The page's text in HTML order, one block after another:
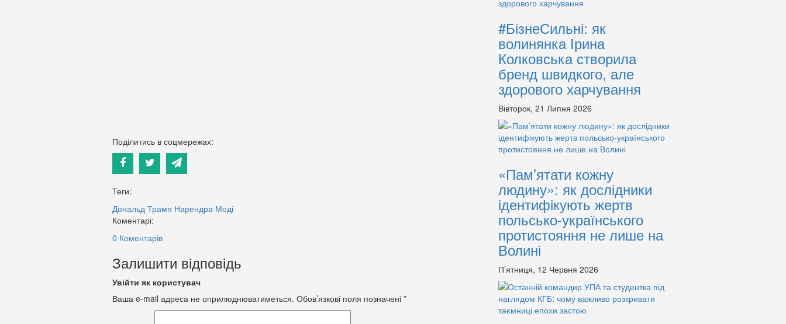
Поділитись в соцмережах:
Теги:
Дональд Трамп Нарендра Моді
Коментарі:
0 Коментарів
Залишити відповідь
Увійти як користувач
Ваша e-mail адреса не оприлюднюватиметься. Обов’язкові поля позначені *
#БізнеСильні: як
волинянка Ірина
Колковська створила
бренд швидкого, але
здорового харчування
Вівторок, 21 Липня 2026
«Пам’ятати кожну
людину»: як дослідники
ідентифікують жертв
польсько-українського
протистояння не лише на
Волині
П’ятниця, 12 Червня 2026